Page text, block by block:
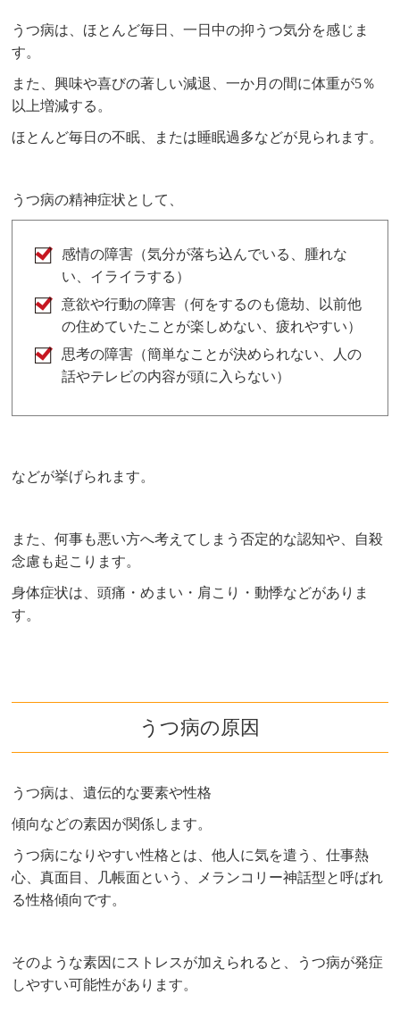
うつ病は、ほとんど毎日、一日中の抑うつ気分を感じま
す。
また、興味や喜びの著しい減退、一か月の間に体重が5％
以上増減する。
ほとんど毎日の不眠、または睡眠過多などが見られます。
うつ病の精神症状として、
感情の障害（気分が落ち込んでいる、腫れな
い、イライラする）
意欲や行動の障害（何をするのも億劫、以前他
の住めていたことが楽しめない、疲れやすい）
思考の障害（簡単なことが決められない、人の
話やテレビの内容が頭に入らない）
などが挙げられます。
また、何事も悪い方へ考えてしまう否定的な認知や、自殺
念慮も起こります。
身体症状は、頭痛・めまい・肩こり・動悸などがありま
す。
うつ病の原因
うつ病は、遺伝的な要素や性格
傾向などの素因が関係します。
うつ病になりやすい性格とは、他人に気を遣う、仕事熱
心、真面目、几帳面という、メランコリー神話型と呼ばれ
る性格傾向です。
そのような素因にストレスが加えられると、うつ病が発症
しやすい可能性があります。